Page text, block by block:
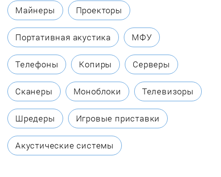
Hyundai
Kraftmann
KROLL
MARK
Master
Mitsubishi
Майнеры Проекторы
Портативная акустика МФУ
Телефоны Копиры Серверы
Сканеры Моноблоки Телевизоры
Шредеры Игровые приставки
Акустические системы